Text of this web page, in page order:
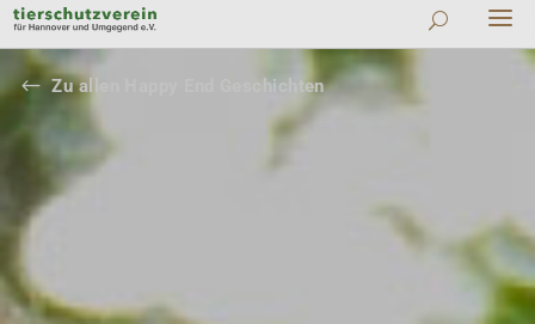
# Zu allen Happy End Geschichten